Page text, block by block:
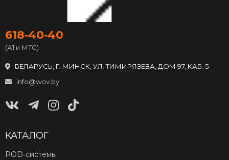
618‑40‑40
(А1 и МТС)
БЕЛАРУСЬ, Г. МИНСК, УЛ. ТИМИРЯЗЕВА, ДОМ 97, КАБ. 5
info@wov.by
КАТАЛОГ
POD‑системы